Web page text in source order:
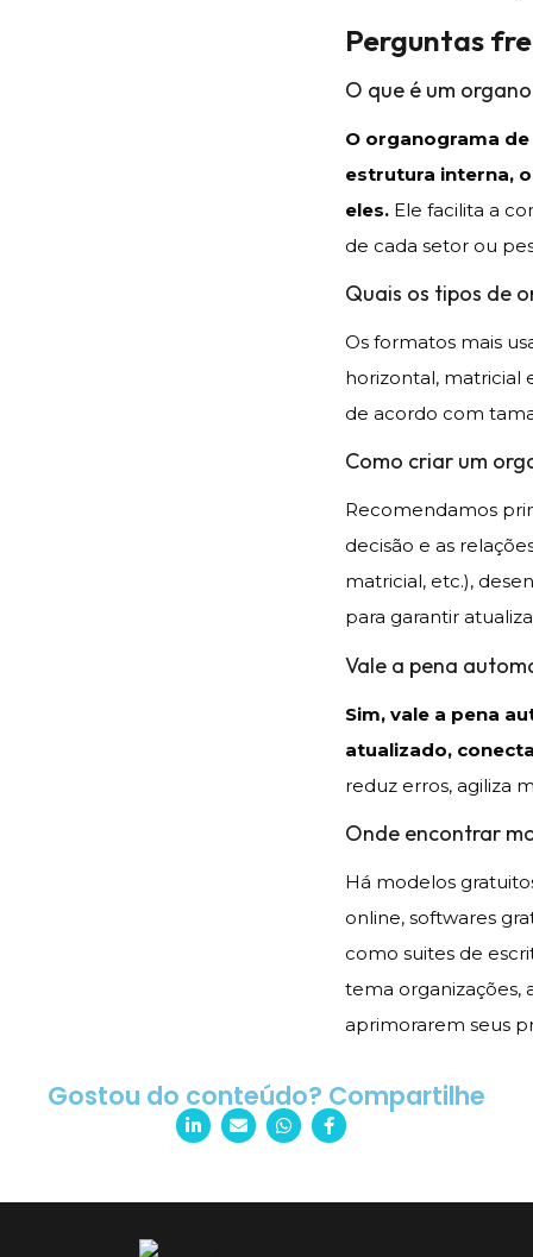
Perguntas
O que é um
O organograma
estrutura interna,
eles. Ele facilita a
de cada setor ou
Quais os tipos de
Os formatos mais
horizontal, matricial
de acordo com
Como criar um
Recomendamos
decisão e as
matricial, etc.),
para garantir
Vale a pena
Sim, vale a pena
atualizado,
reduz erros, agiliza
Onde encontrar
Há modelos
online, softwares
como suites de
tema organizações,
aprimorarem seus
Gostou do conteúdo? Compartilhe